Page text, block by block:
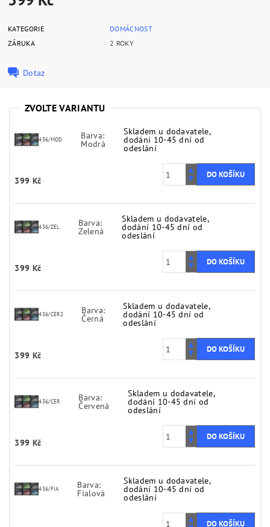
KATEGORIE
DOMÁCNOST
ZÁRUKA
2 ROKY
Dotaz
ZVOLTE VARIANTU
436/MOD Barva:
Modrá
Skladem u dodavatele,
dodání 10-45 dní od
odeslání
399 Kč
436/ZEL Barva:
Zelená
Skladem u dodavatele,
dodání 10-45 dní od
odeslání
399 Kč
436/CER2 Barva:
Černá
Skladem u dodavatele,
dodání 10-45 dní od
odeslání
399 Kč
436/CER Barva:
Červená
Skladem u dodavatele,
dodání 10-45 dní od
odeslání
399 Kč
436/FIA Barva:
Fialová
Skladem u dodavatele,
dodání 10-45 dní od
odeslání